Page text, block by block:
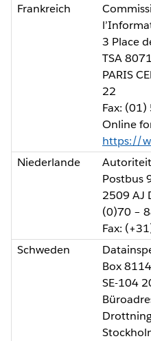
Frankreich
3 Place
TSA
PARIS
22
Fax:
Online
https://
Niederlande
Postbus
2509 AJ
(0)70 –
Fax:
Schweden
Box 8114
SE-104